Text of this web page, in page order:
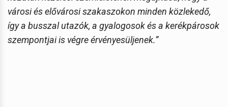
városi és elővárosi szakaszokon minden közlekedő,
így a busszal utazók, a gyalogosok és a kerékpárosok
szempontjai is végre érvényesüljenek.”